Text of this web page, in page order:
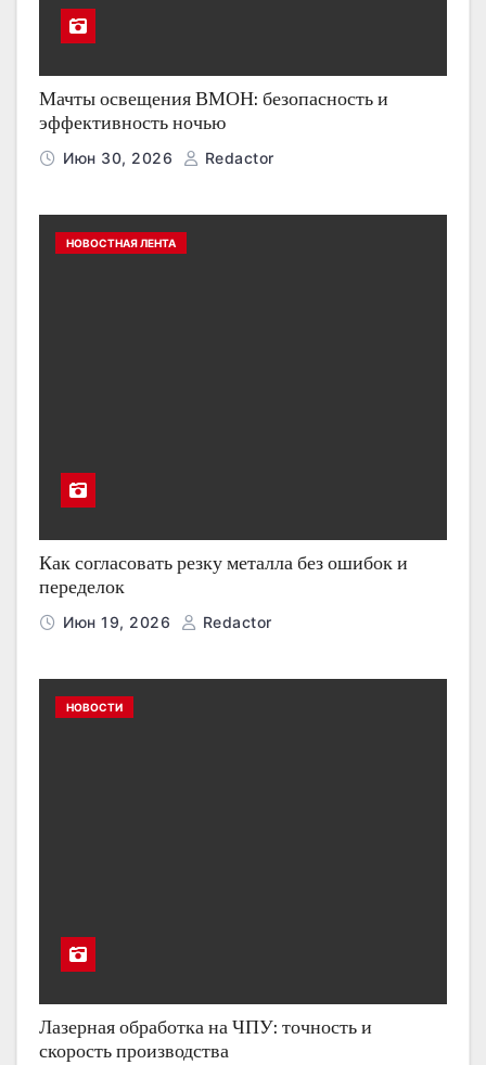
Мачты освещения ВМОН: безопасность и
эффективность ночью
Июн 30, 2026 Redactor
НОВОСТНАЯ ЛЕНТА
Как согласовать резку металла без ошибок и
переделок
Июн 19, 2026 Redactor
НОВОСТИ
Лазерная обработка на ЧПУ: точность и
скорость производства